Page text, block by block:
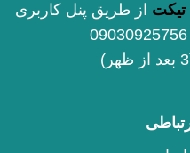
تیکت از طریق پنل کاربری